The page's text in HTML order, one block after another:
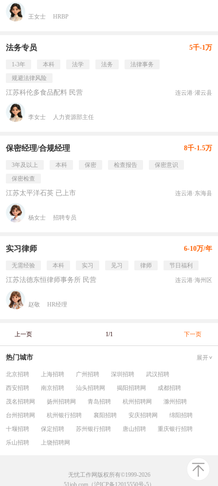
王女士 HRBP
法务专员 5千-1万
1-3年 本科 法学 法务
法律事务
规避法律风险
江苏科伦多食品配料 民营 连云港·灌云县
李女士 人力资源部主任
保密经理/合规经理 8千-1.5万
3年及以上 本科 保密 检查报告
保密意识
保密检查
江苏太平洋石英 已上市 连云港·东海县
杨女士 招聘专员
实习律师 6-10万/年
无需经验 本科 实习 见习 律师 节日福利
江苏法德东恒律师事务所 民营 连云港·海州区
赵敬 HR经理
上一页 1/1 下一页
热门城市 展开
北京招聘 上海招聘 广州招聘 深圳招聘
武汉招聘
西安招聘
南京招聘 汕头招聘网 揭阳招聘网
成都招聘
茂名招聘网
扬州招聘网 青岛招聘 杭州招聘网
滁州招聘
台州招聘网
杭州银行招聘 襄阳招聘 安庆招聘网
绵阳招聘
十堰招聘
保定招聘 苏州银行招聘 唐山招聘
重庆银行招聘
乐山招聘
上饶招聘网
无忧工作网版权所有©1999-2026
51job.com（沪ICP备12015550号-5）